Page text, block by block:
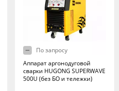
По запросу
Аппарат аргонодуговой
сварки HUGONG SUPERWAVE
500U (без БО и тележки)